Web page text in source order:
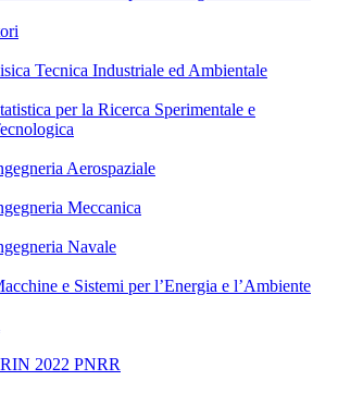
Tecnica Industriale ed Ambientale
per la Ricerca Sperimentale e
Aerospaziale
Meccanica
Navale
e Sistemi per l’Energia e l’Ambiente
2022 PNRR